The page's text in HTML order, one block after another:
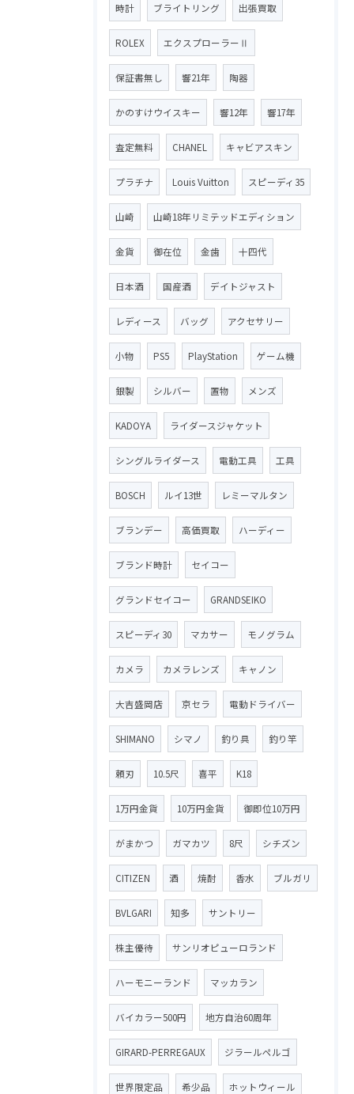
時計 ブライトリング 出張買取
ROLEX エクスプローラーⅡ
保証書無し 響21年 陶器
かのすけウイスキー 響12年 響17年
査定無料 CHANEL キャビアスキン
プラチナ Louis Vuitton スピーディ35
山崎 山崎18年リミテッドエディション
金貨 御在位 金歯 十四代
日本酒 国産酒 デイトジャスト
レディース バッグ アクセサリー
小物 PS5 PlayStation ゲーム機
銀製 シルバー 置物 メンズ
KADOYA ライダースジャケット
シングルライダース 電動工具 工具
BOSCH ルイ13世 レミーマルタン
ブランデー 高価買取 ハーディー
ブランド時計 セイコー
グランドセイコー GRANDSEIKO
スピーディ30 マカサー モノグラム
カメラ カメラレンズ キャノン
大吉盛岡店 京セラ 電動ドライバー
SHIMANO シマノ 釣り具 釣り竿
頼刃 10.5尺 喜平 K18
1万円金貨 10万円金貨 御即位10万円
がまかつ ガマカツ 8尺 シチズン
CITIZEN 酒 焼酎 香水 ブルガリ
BVLGARI 知多 サントリー
株主優待 サンリオピューロランド
ハーモニーランド マッカラン
バイカラー500円 地方自治60周年
GIRARD-PERREGAUX ジラールペルゴ
世界限定品 希少品 ホットウィール